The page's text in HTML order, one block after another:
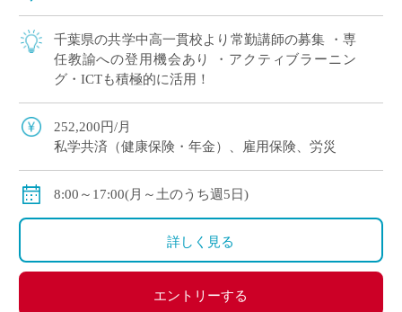
千葉県の共学中高一貫校より常勤講師の募集 ・専
任教諭への登用機会あり ・アクティブラーニン
グ・ICTも積極的に活用！
252,200円/月
私学共済（健康保険・年金）、雇用保険、労災
8:00～17:00(月～土のうち週5日)
詳しく見る
エントリーする